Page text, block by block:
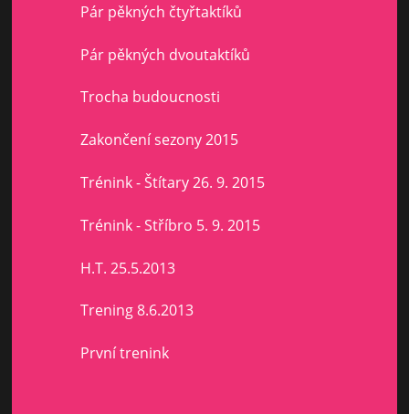
Pár pěkných čtyřtaktíků
Pár pěkných dvoutaktíků
Trocha budoucnosti
Zakončení sezony 2015
Trénink - Štítary 26. 9. 2015
Trénink - Stříbro 5. 9. 2015
H.T. 25.5.2013
Trening 8.6.2013
První trenink